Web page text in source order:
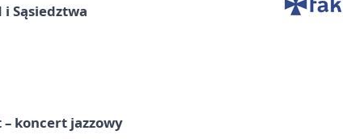
i Sąsiedztwa
– koncert jazzowy